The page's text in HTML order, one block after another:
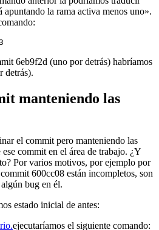
la rama activa menos uno».
6eb9f2d (uno por detrás) habríamos
detrás).
manteniendo las
el commit pero manteniendo las
commit en el área de trabajo. ¿Y
Por varios motivos, por ejemplo por
600cc08 están incompletos, son
bug en él.
estado inicial de antes:
ejecutaríamos el siguiente comando: